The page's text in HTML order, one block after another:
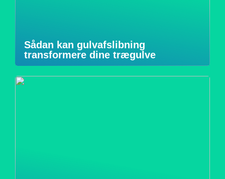
Sådan kan gulvafslibning
transformere dine trægulve